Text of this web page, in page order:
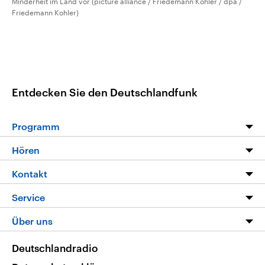
Friedemann Kohler)
Entdecken Sie den Deutschlandfunk
Programm
Programm
Die Nachrichten
Nachrichtenleicht
Neue Beiträge auf dlf.de
Hören
Livestream
Podcasts
Deutschlandfunk App
Nachrichten App
Kontakt
Hörerservice
Service
FAQ
Veranstaltungen
Über uns
Deutschlandradio